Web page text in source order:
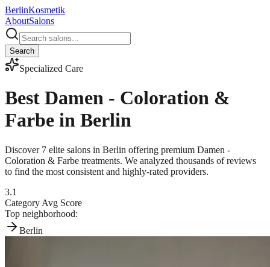
BerlinKosmetik
AboutSalons
Search
Specialized Care
Best Damen - Coloration &
Farbe in Berlin
Discover 7 elite salons in Berlin offering premium Damen -
Coloration & Farbe treatments. We analyzed thousands of reviews
to find the most consistent and highly-rated providers.
3.1
Category Avg Score
Top neighborhood:
Berlin